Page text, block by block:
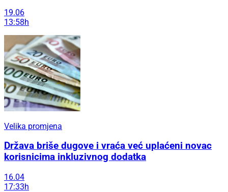
19.06
13:58h
Velika promjena
Država briše dugove i vraća već uplaćeni novac
korisnicima inkluzivnog dodatka
16.04
17:33h